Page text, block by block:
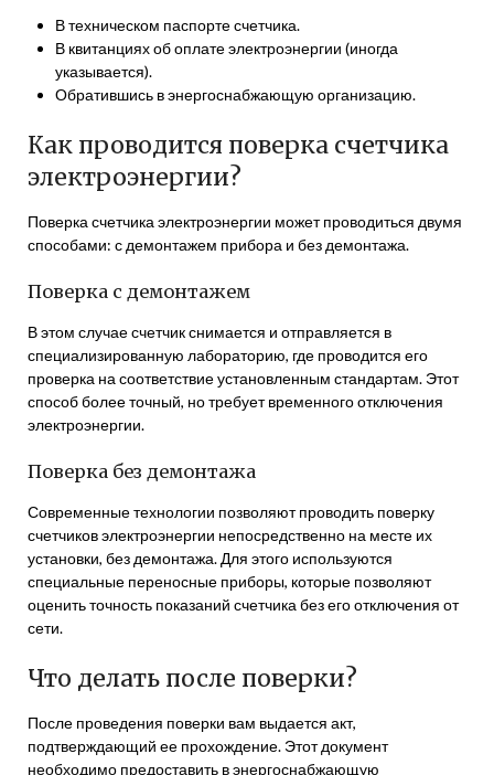
В техническом паспорте счетчика.
В квитанциях об оплате электроэнергии (иногда
указывается).
Обратившись в энергоснабжающую организацию.
Как проводится поверка счетчика
электроэнергии?
Поверка счетчика электроэнергии может проводиться двумя
способами: с демонтажем прибора и без демонтажа.
Поверка с демонтажем
В этом случае счетчик снимается и отправляется в
специализированную лабораторию, где проводится его
проверка на соответствие установленным стандартам. Этот
способ более точный, но требует временного отключения
электроэнергии.
Поверка без демонтажа
Современные технологии позволяют проводить поверку
счетчиков электроэнергии непосредственно на месте их
установки, без демонтажа. Для этого используются
специальные переносные приборы, которые позволяют
оценить точность показаний счетчика без его отключения от
сети.
Что делать после поверки?
После проведения поверки вам выдается акт,
подтверждающий ее прохождение. Этот документ
необходимо предоставить в энергоснабжающую